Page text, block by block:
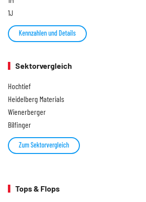
1J
Kennzahlen und Details
Sektorvergleich
Hochtief
Heidelberg Materials
Wienerberger
Bilfinger
Zum Sektorvergleich
Tops & Flops